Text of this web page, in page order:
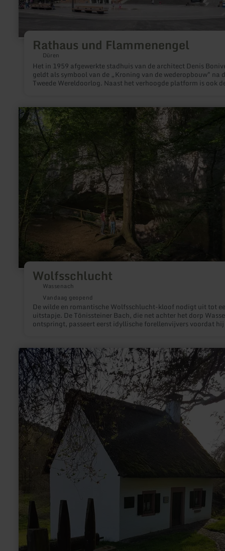
Rathaus und Flammenengel
Düren
Het in 1959 afgewerkte stadhuis van de architect Denis
geldt als symbool van de „Kroning van de wederopbouw" na
Tweede Wereldoorlog. Naast het verhoogde platform is ook
Wolfsschlucht
Wassenach
Vandaag geopend
De wilde en romantische Wolfsschlucht-kloof nodigt uit tot
uitstapje. De Tönissteiner Bach, die net achter het dorp
ontspringt, passeert eerst idyllische forellenvijvers voordat
meer
informatie
over:
Wolfsschlucht
meer
informatie
over:
Peter
Zirbes
Haus
Landscheid/Niederkail